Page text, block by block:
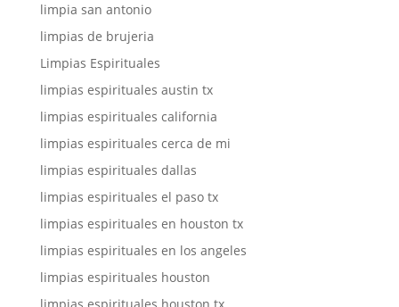
limpia san antonio
limpias de brujeria
Limpias Espirituales
limpias espirituales austin tx
limpias espirituales california
limpias espirituales cerca de mi
limpias espirituales dallas
limpias espirituales el paso tx
limpias espirituales en houston tx
limpias espirituales en los angeles
limpias espirituales houston